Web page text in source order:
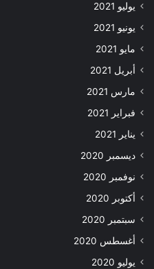
يوليو 2021
يونيو 2021
مايو 2021
أبريل 2021
مارس 2021
فبراير 2021
يناير 2021
ديسمبر 2020
نوفمبر 2020
أكتوبر 2020
سبتمبر 2020
أغسطس 2020
يوليو 2020